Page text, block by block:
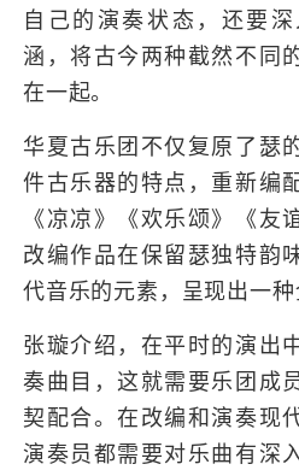
自己的演奏状态，还要
涵，将古今两种截然不同
在一起。
华夏古乐团不仅复原了瑟
件古乐器的特点，重新编
《凉凉》《欢乐颂》《友
改编作品在保留瑟独特韵
代音乐的元素，呈现出一种
张璇介绍，在平时的演出
奏曲目，这就需要乐团成
契配合。在改编和演奏现
演奏员都需要对乐曲有深